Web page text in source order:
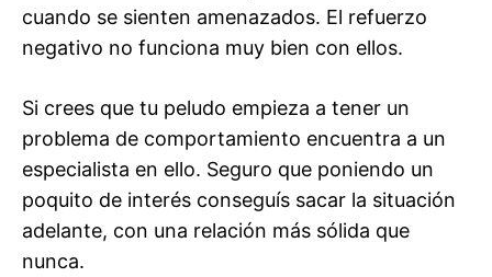
cuando se sienten amenazados. El refuerzo
negativo no funciona muy bien con ellos.
Si crees que tu peludo empieza a tener un
problema de comportamiento encuentra a un
especialista en ello. Seguro que poniendo un
poquito de interés conseguís sacar la situación
adelante, con una relación más sólida que
nunca.